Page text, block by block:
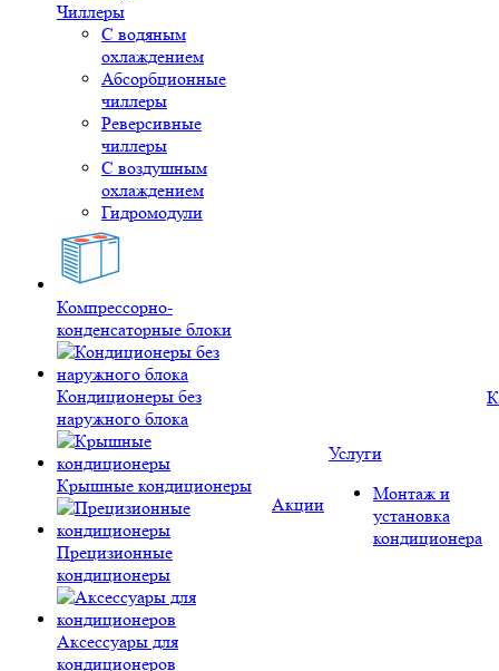
Чиллеры
С водяным
охлаждением
Абсорбционные
чиллеры
Реверсивные
чиллеры
С воздушным
охлаждением
Гидромодули
Компрессорно-
конденсаторные блоки
Кондиционеры без
наружного блока
Крышные кондиционеры
Прецизионные
кондиционеры
Аксессуары для
кондиционеров
Акции
Услуги
Монтаж и
установка
кондиционера